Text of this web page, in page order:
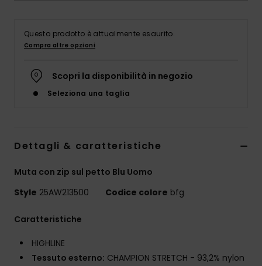
Questo prodotto è attualmente esaurito.
Compra altre opzioni
Scopri la disponibilità in negozio
Seleziona una taglia
Dettagli & caratteristiche
Muta con zip sul petto Blu Uomo
Style 25AW213500 Codice colore bfg
Caratteristiche
HIGHLINE
Tessuto esterno: CHAMPION STRETCH - 93,2% nylon